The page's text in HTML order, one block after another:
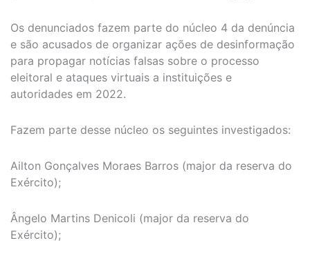
Os denunciados fazem parte do núcleo 4 da denúncia
e são acusados de organizar ações de desinformação
para propagar notícias falsas sobre o processo
eleitoral e ataques virtuais a instituições e
autoridades em 2022.
Fazem parte desse núcleo os seguintes investigados:
Ailton Gonçalves Moraes Barros (major da reserva do
Exército);
Ângelo Martins Denicoli (major da reserva do
Exército);